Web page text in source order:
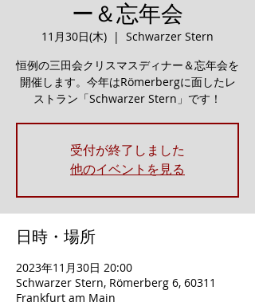
ー＆忘年会
11月30日(木)
  |
Schwarzer Stern
恒例の三田会クリスマスディナー＆忘年会を
開催します。今年はRömerbergに面したレ
ストラン「Schwarzer Stern」です！
受付が終了しました
他のイベントを見る
日時・場所
2023年11月30日 20:00
Schwarzer Stern, Römerberg 6, 60311
Frankfurt am Main